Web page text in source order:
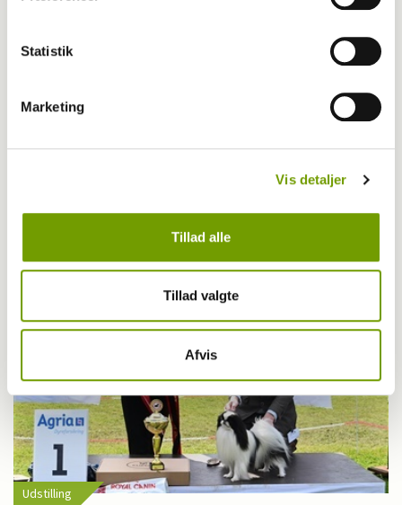
Statistik
Marketing
Vis detaljer
Tillad alle
Tillad valgte
Afvis
Nye instruktører startede deres rejse hos
Udstilling